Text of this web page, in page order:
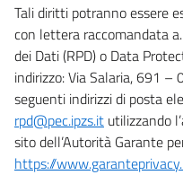
Tali diritti potranno essere
con lettera raccomandata
dei Dati (RPD) o Data
indirizzo: Via Salaria, 691
seguenti indirizzi di posta
rpd@pec.ipzs.it utilizzando
sito dell’Autorità Garante
https://